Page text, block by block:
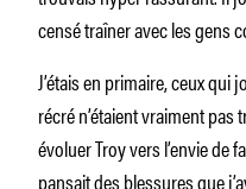
censé traîner avec les gens
J’étais en primaire, ceux
récré n’étaient vraiment
évoluer Troy vers l’envie de
pansait des blessures que